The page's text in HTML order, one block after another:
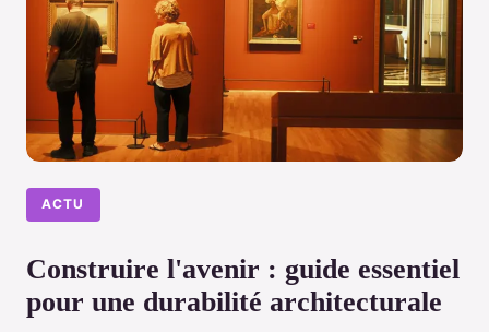
ACTU
Construire l'avenir : guide essentiel
pour une durabilité architecturale